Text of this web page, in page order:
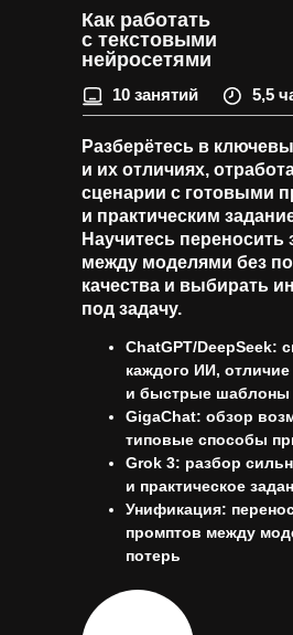
Как работать
с текстовыми
нейросетями
5,5
10 занятий
Разберётесь в
и их отличиях,
сценарии с готовыми
и практическим
Научитесь переносить
между моделями без
качества и выбирать
под задачу.
ChatGPT/DeepSeek:
каждого ИИ,
и быстрые шаблоны
GigaChat: обзор
типовые способы
Grok 3: разбор
и практическое
Унификация:
промптов между
потерь